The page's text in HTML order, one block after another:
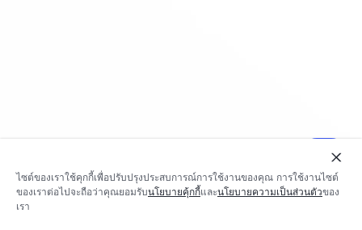
ไซต์ของเราใช้คุกกี้เพื่อปรับปรุงประสบการณ์การใช้งานของคุณ การใช้งานไซต์
ของเราต่อไปจะถือว่าคุณยอมรับนโยบายคุ้กกี้และนโยบายความเป็นส่วนตัวของ
เรา